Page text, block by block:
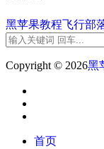
黑苹果教程飞行部
Copyright © 2026黑
首页